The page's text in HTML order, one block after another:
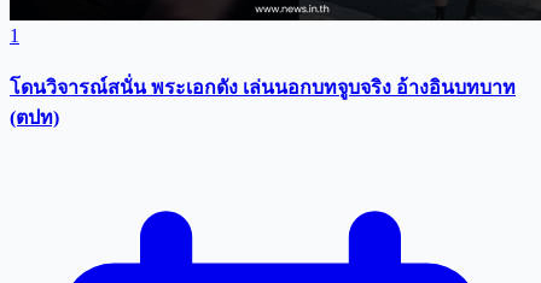
1
โดนวิจารณ์สนั่น พระเอกดัง เล่นนอกบทจูบจริง อ้างอินบทบาท
(ตปท)